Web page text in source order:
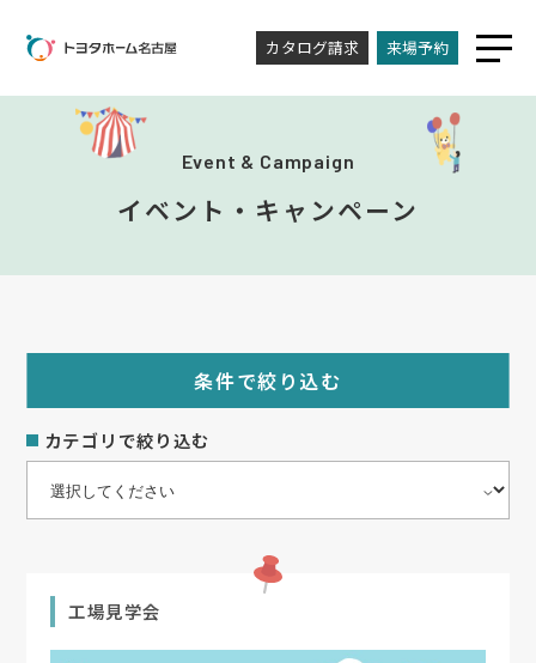
カタログ請求 来場予約
Event & Campaign
イベント・キャンペーン
条件で絞り込む
カテゴリで絞り込む
工場見学会